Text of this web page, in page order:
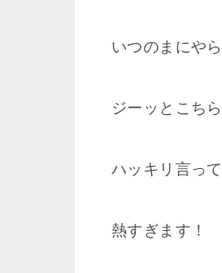
いつのまにや
ジーッとこち
ハッキリ言っ
熱すぎます！